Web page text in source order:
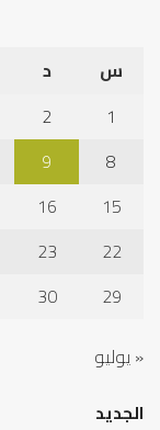
س
د
1
2
8
9
15
16
22
23
29
30
« يوليو
الجديد